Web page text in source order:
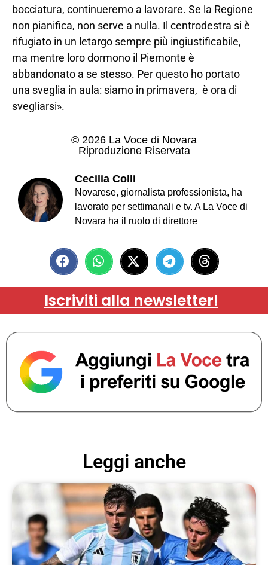
bocciatura, continueremo a lavorare. Se la Regione
non pianifica, non serve a nulla. Il centrodestra si è
rifugiato in un letargo sempre più ingiustificabile,
ma mentre loro dormono il Piemonte è
abbandonato a se stesso. Per questo ho portato
una sveglia in aula: siamo in primavera, è ora di
svegliarsi».
© 2026 La Voce di Novara
Riproduzione Riservata
Cecilia Colli
Novarese, giornalista professionista, ha
lavorato per settimanali e tv. A La Voce di
Novara ha il ruolo di direttore
Iscriviti alla newsletter!
Leggi anche